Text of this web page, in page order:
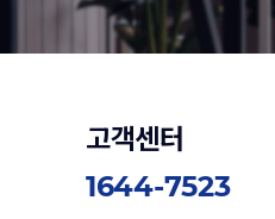
고객센터
1644-7523